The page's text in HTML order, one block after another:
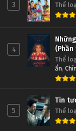
3 Thể
4
(Phần
Thể
ẩn,
5
Tin
Thể